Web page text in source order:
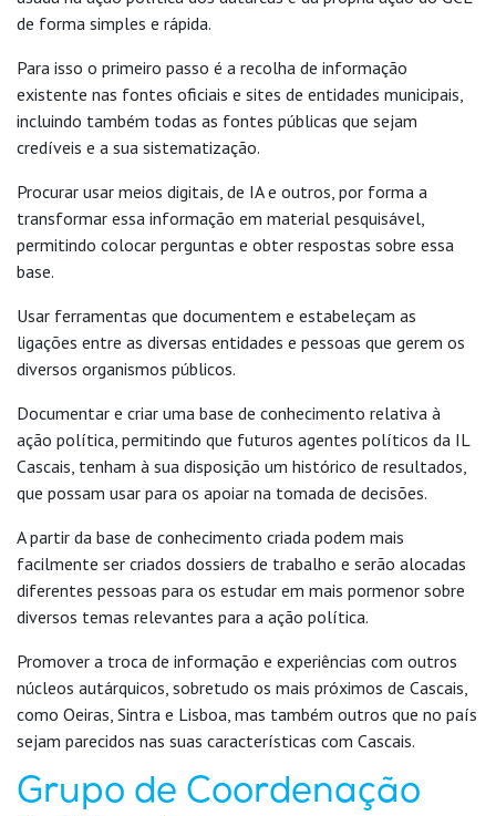
de forma simples e rápida.
Para isso o primeiro passo é a recolha de informação
existente nas fontes oficiais e sites de entidades municipais,
incluindo também todas as fontes públicas que sejam
credíveis e a sua sistematização.
Procurar usar meios digitais, de IA e outros, por forma a
transformar essa informação em material pesquisável,
permitindo colocar perguntas e obter respostas sobre essa
base.
Usar ferramentas que documentem e estabeleçam as
ligações entre as diversas entidades e pessoas que gerem os
diversos organismos públicos.
Documentar e criar uma base de conhecimento relativa à
ação política, permitindo que futuros agentes políticos da IL
Cascais, tenham à sua disposição um histórico de resultados,
que possam usar para os apoiar na tomada de decisões.
A partir da base de conhecimento criada podem mais
facilmente ser criados dossiers de trabalho e serão alocadas
diferentes pessoas para os estudar em mais pormenor sobre
diversos temas relevantes para a ação política.
Promover a troca de informação e experiências com outros
núcleos autárquicos, sobretudo os mais próximos de Cascais,
como Oeiras, Sintra e Lisboa, mas também outros que no país
sejam parecidos nas suas características com Cascais.
Grupo de Coordenação